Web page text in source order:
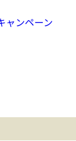
ャンペーン